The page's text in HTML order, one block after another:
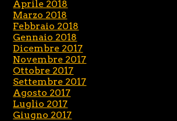
Aprile 2018
Marzo 2018
Febbraio 2018
Gennaio 2018
Dicembre 2017
Novembre 2017
Ottobre 2017
Settembre 2017
Agosto 2017
Luglio 2017
Giugno 2017